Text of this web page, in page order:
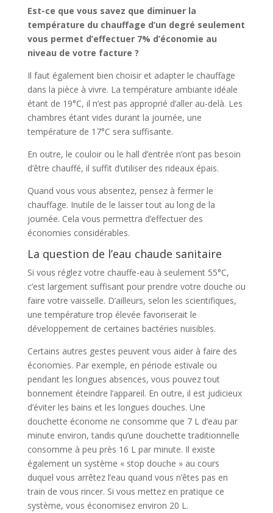
Est-ce que vous savez que diminuer la
température du chauffage d’un degré seulement
vous permet d’effectuer 7% d’économie au
niveau de votre facture ?
Il faut également bien choisir et adapter le chauffage
dans la pièce à vivre. La température ambiante idéale
étant de 19°C, il n’est pas approprié d’aller au-delà. Les
chambres étant vides durant la journée, une
température de 17°C sera suffisante.
En outre, le couloir ou le hall d’entrée n’ont pas besoin
d’être chauffé, il suffit d’utiliser des rideaux épais.
Quand vous vous absentez, pensez à fermer le
chauffage. Inutile de le laisser tout au long de la
journée. Cela vous permettra d’effectuer des
économies considérables.
La question de l’eau chaude sanitaire
Si vous réglez votre chauffe-eau à seulement 55°C,
c’est largement suffisant pour prendre votre douche ou
faire votre vaisselle. D’ailleurs, selon les scientifiques,
une température trop élevée favoriserait le
développement de certaines bactéries nuisibles.
Certains autres gestes peuvent vous aider à faire des
économies. Par exemple, en période estivale ou
pendant les longues absences, vous pouvez tout
bonnement éteindre l’appareil. En outre, il est judicieux
d’éviter les bains et les longues douches. Une
douchette économe ne consomme que 7 L d’eau par
minute environ, tandis qu’une douchette traditionnelle
consomme à peu près 16 L par minute. Il existe
également un système « stop douche » au cours
duquel vous arrêtez l’eau quand vous n’êtes pas en
train de vous rincer. Si vous mettez en pratique ce
système, vous économisez environ 20 L.